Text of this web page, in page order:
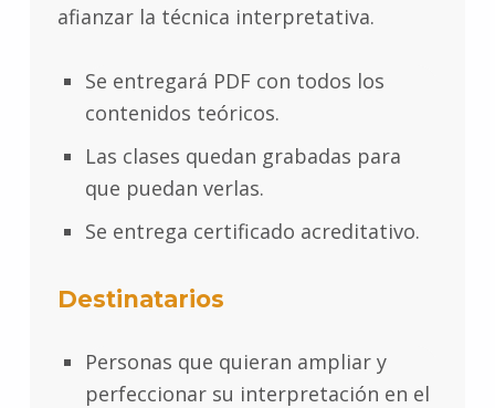
afianzar la técnica interpretativa.
Se entregará PDF con todos los
contenidos teóricos.
Las clases quedan grabadas para
que puedan verlas.
Se entrega certificado acreditativo.
Destinatarios
Personas que quieran ampliar y
perfeccionar su interpretación en el